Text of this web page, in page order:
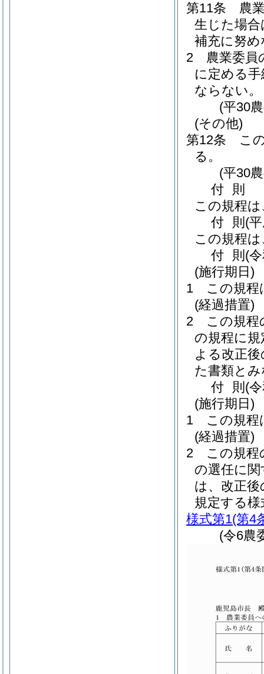
第11条
農
生じた場
補充に努
2
農業委員
に定める
ならない。
(平30
(その他)
第12条
こ
る。
(平30
付 則
この規程
付 則 (
この規程
付 則 (
(施行期日)
1
この規程
(経過措置)
2
この規
の規程に
よる改正
た書類と
付 則 (
(施行期日)
1
この規程
(経過措置)
2
この規程
の選任に
は、改正
規定する
様式第1(第4
(令6農